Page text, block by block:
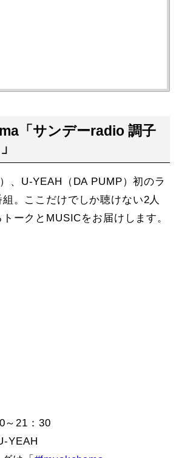
「サンデーradio 調子
、U-YEAH（DA PUMP）初のラ
。ここだけでしか聴けない2人
ークとMUSICをお届けします。
21：30
YEAH